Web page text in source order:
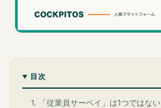
目次
1. 「従業員サーベイ」は1つではない